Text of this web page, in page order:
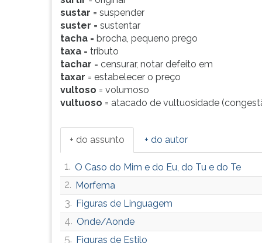
sustar = suspender
suster = sustentar
tacha = brocha, pequeno prego
taxa = tributo
tachar = censurar, notar defeito em
taxar = estabelecer o preço
vultoso = volumoso
vultuoso = atacado de vultuosidade
+ do assunto + do autor
1. O Caso do Mim e do Eu, do Tu e do Te
2. Morfema
3. Figuras de Linguagem
4. Onde/Aonde
5. Figuras de Estilo